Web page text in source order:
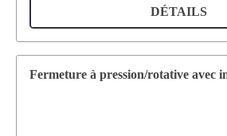
DÉTAILS
Fermeture à pression/rotative avec